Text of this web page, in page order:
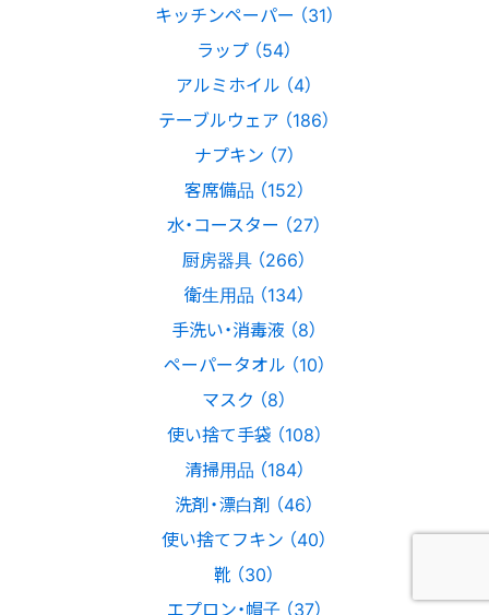
キッチンペーパー （31）
ラップ （54）
アルミホイル （4）
テーブルウェア （186）
ナプキン （7）
客席備品 （152）
水・コースター （27）
厨房器具 （266）
衛生用品 （134）
手洗い・消毒液 （8）
ペーパータオル （10）
マスク （8）
使い捨て手袋 （108）
清掃用品 （184）
洗剤・漂白剤 （46）
使い捨てフキン （40）
靴 （30）
エプロン・帽子 （37）